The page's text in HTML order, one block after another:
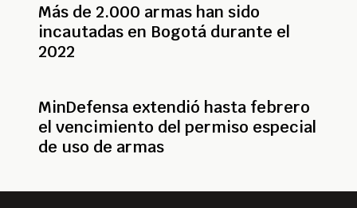
Más de 2.000 armas han sido
incautadas en Bogotá durante el
2022
MinDefensa extendió hasta febrero
el vencimiento del permiso especial
de uso de armas